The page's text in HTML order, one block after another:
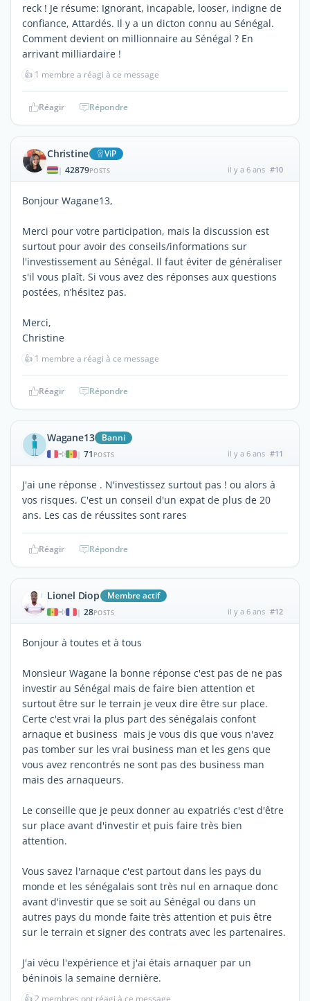
reck ! Je résume: Ignorant, incapable, looser, indigne de
confiance, Attardés. Il y a un dicton connu au Sénégal.
Comment devient on millionnaire au Sénégal ? En
arrivant milliardaire !
👍 1 membre a réagi à ce message
Réagir Répondre
Christine ViP
| 42879POSTS il y a 6 ans #10
Bonjour Wagane13,
Merci pour votre participation, mais la discussion est
surtout pour avoir des conseils/informations sur
l'investissement au Sénégal. Il faut éviter de généraliser
s'il vous plaît. Si vous avez des réponses aux questions
postées, n’hésitez pas.
Merci,
Christine
👍 1 membre a réagi à ce message
Réagir Répondre
Wagane13 Banni
| 71 POSTS il y a 6 ans #11
J'ai une réponse . N'investissez surtout pas ! ou alors à
vos risques. C'est un conseil d'un expat de plus de 20
ans. Les cas de réussites sont rares
Réagir Répondre
Lionel Diop Membre actif
| 28POSTS il y a 6 ans #12
Bonjour à toutes et à tous
Monsieur Wagane la bonne réponse c'est pas de ne pas
investir au Sénégal mais de faire bien attention et
surtout être sur le terrain je veux dire être sur place.
Certe c'est vrai la plus part des sénégalais confont
arnaque et business mais je vous dis que vous n'avez
pas tomber sur les vrai business man et les gens que
vous avez rencontrés ne sont pas des business man
mais des arnaqueurs.
Le conseille que je peux donner au expatriés c'est d'être
sur place avant d'investir et puis faire très bien
attention.
Vous savez l'arnaque c'est partout dans les pays du
monde et les sénégalais sont très nul en arnaque donc
avant d'investir que se soit au Sénégal ou dans un
autres pays du monde faite très attention et puis être
sur le terrain et signer des contrats avec les partenaires.
J'ai vécu l'expérience et j'ai étais arnaquer par un
béninois la semaine dernière.
👍2 membres ont réagi à ce message